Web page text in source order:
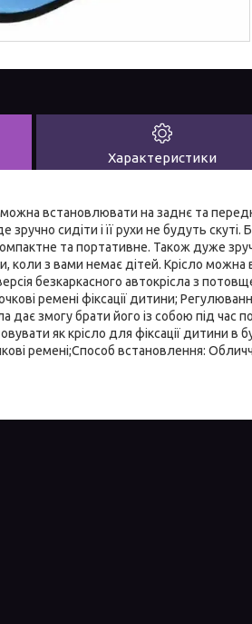
Характеристики
встановлювати на заднє та
сидіти і її рухи не будуть
та портативне. Також дуже
коли з вами немає дітей. Крісло
безкаркасного автокрісла з
ремені фіксації дитини;
дає змогу брати його із собою під час
як крісло для фіксації дитини в
ремені;Способ встановлення: